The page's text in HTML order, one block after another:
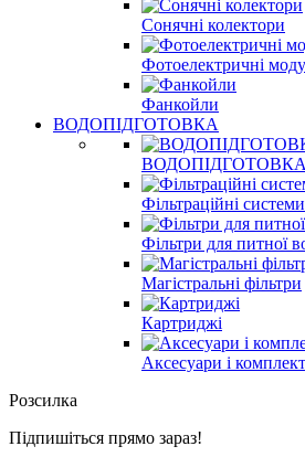
Сонячні колектори
Фотоелектричні
Фанкойли
ВОДОПІДГОТОВКА
ВОДОПІДГОТОВКА
Фільтраційні системи
Фільтри для питної
Магістральні фільтри
Картриджі
Аксесуари і
Розсилка
Підпишіться прямо зараз!